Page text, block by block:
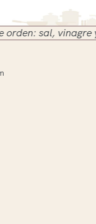
sal, vinagre y